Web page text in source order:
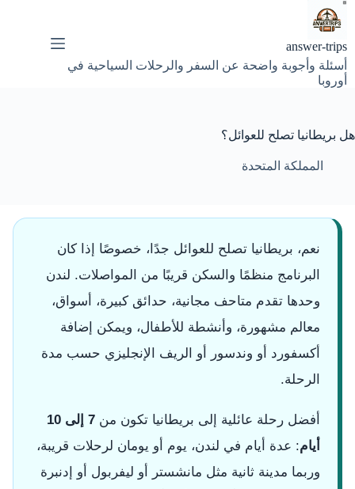
التجاوز
إلى
answer-trips
أسئلة وأجوبة واضحة عن السفر والرحلات السياحية في
أوروبا
هل بريطانيا تصلح للعوائل؟
المملكة المتحدة
نعم، بريطانيا تصلح للعوائل جدًا، خصوصًا إذا كان
البرنامج منظمًا والسكن قريبًا من المواصلات. لندن
وحدها تقدم متاحف مجانية، حدائق كبيرة، أسواق،
معالم مشهورة، وأنشطة للأطفال، ويمكن إضافة
أكسفورد أو وندسور أو الريف الإنجليزي حسب مدة
الرحلة.
أفضل رحلة عائلية إلى بريطانيا تكون من
7 إلى 10
أيام: عدة أيام في لندن، يوم أو يومان لرحلات قريبة،
وربما مدينة ثانية مثل مانشستر أو ليفربول أو إدنبرة